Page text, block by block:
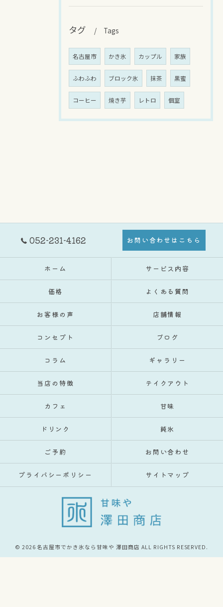
タグ Tags
名古屋市 かき氷 カップル 家族
ふわふわ ブロック氷 抹茶 黒蜜
コーヒー 焼き芋 レトロ 個室
052-231-4162 お問い合わせはこちら
ホーム サービス内容
価格 よくある質問
お客様の声 店舗情報
コンセプト ブログ
コラム ギャラリー
当店の特徴 テイクアウト
カフェ 甘味
ドリンク 純氷
ご予約 お問い合わせ
プライバシーポリシー サイトマップ
© 2026 名古屋市でかき氷なら甘味や 澤田商店 ALL RIGHTS RESERVED.